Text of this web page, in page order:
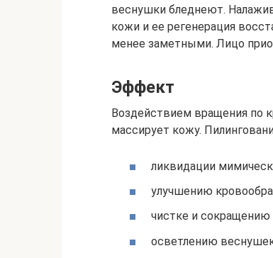
веснушки бледнеют.
кожи и ее регенерация
менее заметными. Лицо
Эффект
Воздействием вращения по
массирует кожу.
ликвидации
улучшению
чистке и
осветлению